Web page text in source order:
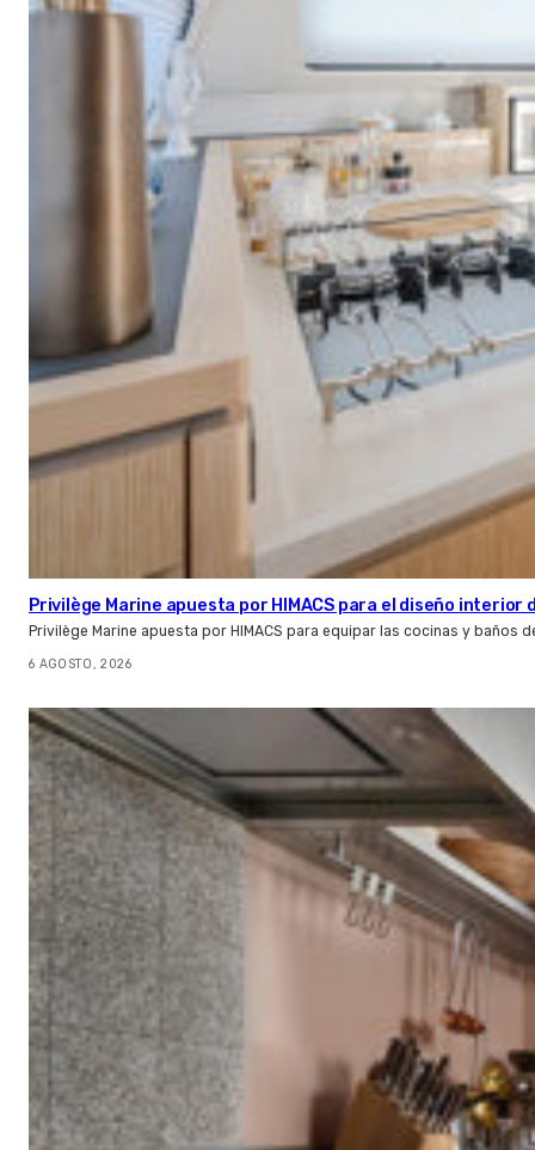
Privilège Marine apuesta por HIMACS para el diseño interior
Privilège Marine apuesta por HIMACS para equipar las cocinas y baños
6 AGOSTO, 2026